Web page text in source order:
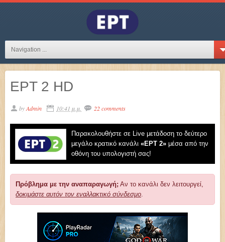
Navigation ...
ΕΡΤ 2 HD
byAdmin 10:41 μ.μ. 22 comments
Παρακολουθήστε σε Live μετάδοση το δεύτερο
μεγάλο κρατικό κανάλι «EΡT 2» μέσα από την
οθόνη του υπολογιστή σας!
Πρόβλημα με την αναπαραγωγή; Αν το κανάλι δεν λειτουργεί,
δοκιμάστε αυτόν τον εναλλακτικό σύνδεσμο.